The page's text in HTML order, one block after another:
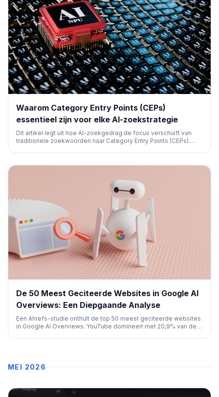
Waarom Category Entry Points (CEPs)
essentieel zijn voor elke AI-zoekstrategie
Dit artikel legt uit hoe AI-zoekgedrag de focus verschuift van
traditionele zoekwoorden naar Category Entry Points (CEPs).
vergroten en mentale beschikbaarheid meetbaar maken.
De 50 Meest Geciteerde Websites in Google AI
Overviews: Een Diepgaande Analyse
Een Ahrefs-studie onthult de top 50 meest geciteerde websites
in Google AI Overviews. YouTube domineert met 20,9% van de
MEI 2026